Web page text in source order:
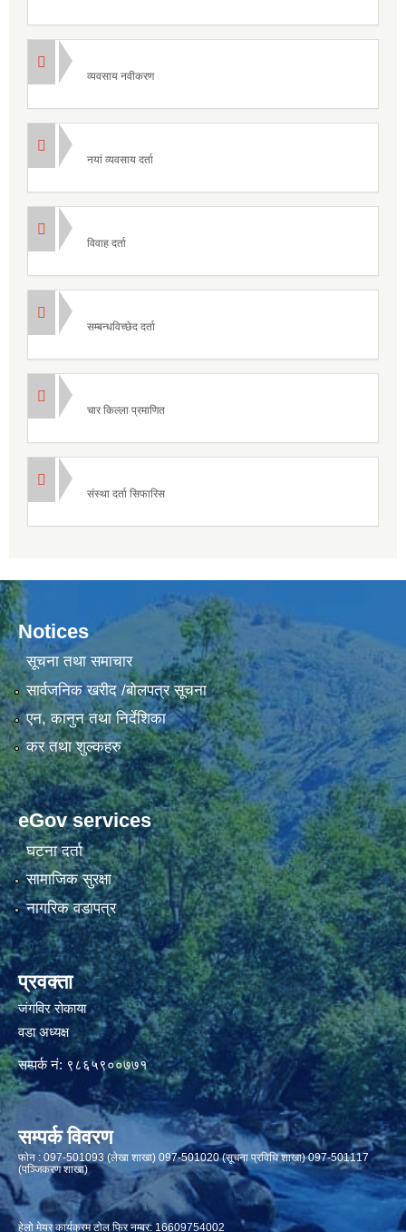
व्यवसाय नवीकरण
नयां व्यवसाय दर्ता
विवाह दर्ता
सम्बन्धविच्छेद दर्ता
चार किल्ला प्रमाणित
संस्था दर्ता सिफारिस
Notices
सूचना तथा समाचार
सार्वजनिक खरीद /बोलपत्र सूचना
एन, कानुन तथा निर्देशिका
कर तथा शुल्कहरु
eGov services
घटना दर्ता
सामाजिक सुरक्षा
नागरिक वडापत्र
प्रवक्ता
जंगविर रोकाया
वडा अध्यक्ष
सम्पर्क नं: ९८६५९००७७१
सम्पर्क विवरण
फाेन : 097-501093 (लेखा शाखा) 097-501020 (सूचना प्रविधि शाखा) 097-501117
(पञ्जिकरण शाखा)
हेलो मेयर कार्यक्रम टोल फ्रि नम्बर: 16609754002